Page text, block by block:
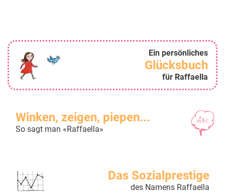
Ein persönliches
Glücksbuch
für Raffaella
Winken, zeigen, piepen...
So sagt man «Raffaella»
Das Sozialprestige
des Namens Raffaella